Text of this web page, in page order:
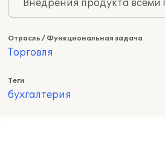
Внедрения продукта
Отрасль / Функциональная задача
Торговля
Теги
бухгалтерия